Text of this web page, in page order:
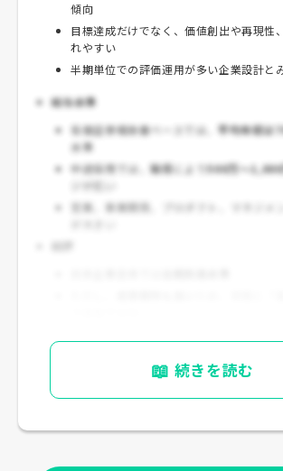
傾向
目標達成だけでなく、価値創出や再現性
れやすい
半期単位での評価運用が多い企業設計と
給与水準
有価証券報告書ベースでは、 平均年収は
水準
中途採用では、職種により500万～
ジが広い
営業、事業開発、プロダクト、マネジメ
総評
📖 続きを読む